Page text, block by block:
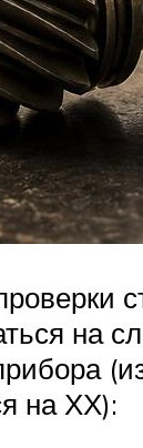
на
на ХХ):